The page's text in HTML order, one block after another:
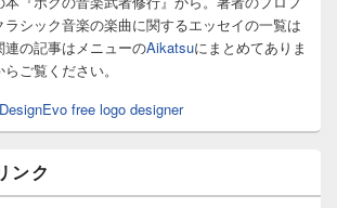
ラシック音楽の楽曲に関するエッセイの一覧は
連の記事はメニューのAikatsuにまとめてありま
ご覧ください。
DesignEvo free logo designer
ンク